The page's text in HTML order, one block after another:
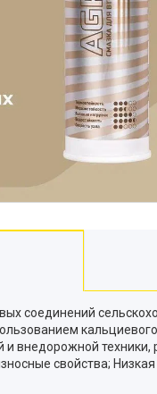
соединений
и внедорожной
свойства;